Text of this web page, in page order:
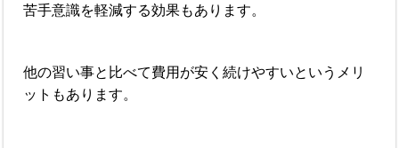
苦手意識を軽減する効果もあります。
他の習い事と比べて費用が安く続けやすいというメリ
ットもあります。